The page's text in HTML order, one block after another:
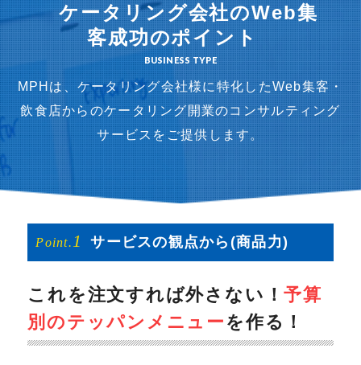
ケータリング会社のWeb集
客成功のポイント
BUSINESS TYPE
MPHは、ケータリング会社様に特化したWeb集客・
飲食店からのケータリング開業のコンサルティング
サービスをご提供します。
Point. 1 サービスの観点から (商品力)
これを注文すれば外さない！予算
別のテッパンメニュー を作る！